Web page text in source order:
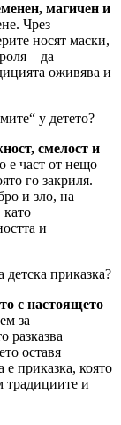
магичен и
Чрез
носят маски,
– да
оживява и
у детето?
смелост и
е част от нещо
го закриля.
и зло, на
и
приказка?
с настоящето
за
разказва
оставя
е приказка, която
традициите и